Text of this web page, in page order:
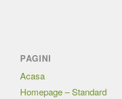
PAGINI
Acasa
Homepage – Standard